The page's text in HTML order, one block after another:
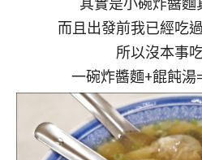
而且出發前我已經吃
所以沒本事
一碗炸醬麵+餛飩湯